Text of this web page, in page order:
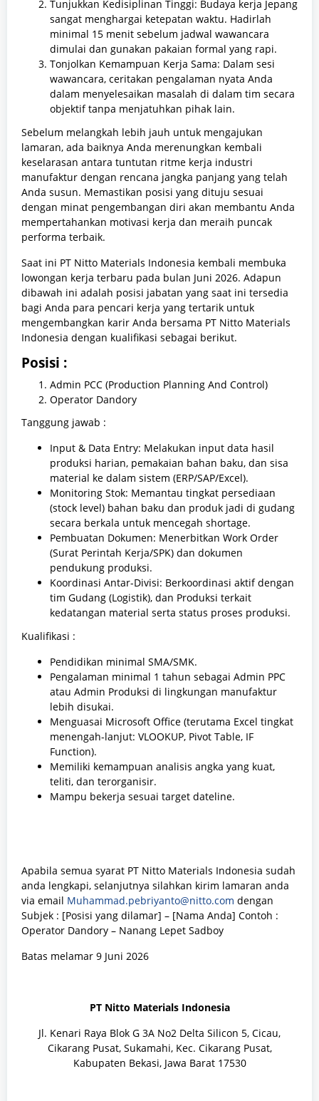
Tunjukkan Kedisiplinan Tinggi: Budaya kerja Jepang
sangat menghargai ketepatan waktu. Hadirlah
minimal 15 menit sebelum jadwal wawancara
dimulai dan gunakan pakaian formal yang rapi.
Tonjolkan Kemampuan Kerja Sama: Dalam sesi
wawancara, ceritakan pengalaman nyata Anda
dalam menyelesaikan masalah di dalam tim secara
objektif tanpa menjatuhkan pihak lain.
Sebelum melangkah lebih jauh untuk mengajukan
lamaran, ada baiknya Anda merenungkan kembali
keselarasan antara tuntutan ritme kerja industri
manufaktur dengan rencana jangka panjang yang telah
Anda susun. Memastikan posisi yang dituju sesuai
dengan minat pengembangan diri akan membantu Anda
mempertahankan motivasi kerja dan meraih puncak
performa terbaik.
Saat ini PT Nitto Materials Indonesia kembali membuka
lowongan kerja terbaru pada bulan Juni 2026. Adapun
dibawah ini adalah posisi jabatan yang saat ini tersedia
bagi Anda para pencari kerja yang tertarik untuk
mengembangkan karir Anda bersama PT Nitto Materials
Indonesia dengan kualifikasi sebagai berikut.
Posisi :
Admin PCC (Production Planning And Control)
Operator Dandory
Tanggung jawab :
Input & Data Entry: Melakukan input data hasil
produksi harian, pemakaian bahan baku, dan sisa
material ke dalam sistem (ERP/SAP/Excel).
Monitoring Stok: Memantau tingkat persediaan
(stock level) bahan baku dan produk jadi di gudang
secara berkala untuk mencegah shortage.
Pembuatan Dokumen: Menerbitkan Work Order
(Surat Perintah Kerja/SPK) dan dokumen
pendukung produksi.
Koordinasi Antar-Divisi: Berkoordinasi aktif dengan
tim Gudang (Logistik), dan Produksi terkait
kedatangan material serta status proses produksi.
Kualifikasi :
Pendidikan minimal SMA/SMK.
Pengalaman minimal 1 tahun sebagai Admin PPC
atau Admin Produksi di lingkungan manufaktur
lebih disukai.
Menguasai Microsoft Office (terutama Excel tingkat
menengah-lanjut: VLOOKUP, Pivot Table, IF
Function).
Memiliki kemampuan analisis angka yang kuat,
teliti, dan terorganisir.
Mampu bekerja sesuai target dateline.
Apabila semua syarat PT Nitto Materials Indonesia sudah
anda lengkapi, selanjutnya silahkan kirim lamaran anda
via email Muhammad.pebriyanto@nitto.com dengan
Subjek : [Posisi yang dilamar] – [Nama Anda] Contoh :
Operator Dandory – Nanang Lepet Sadboy
Batas melamar 9 Juni 2026
PT Nitto Materials Indonesia
Jl. Kenari Raya Blok G 3A No2 Delta Silicon 5, Cicau,
Cikarang Pusat, Sukamahi, Kec. Cikarang Pusat,
Kabupaten Bekasi, Jawa Barat 17530